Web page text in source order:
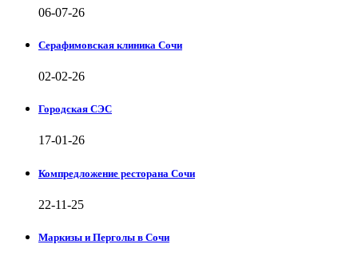
06-07-26
Серафимовская клиника Сочи
02-02-26
Городская СЭС
17-01-26
Компредложение ресторана Сочи
22-11-25
Маркизы и Перголы в Сочи